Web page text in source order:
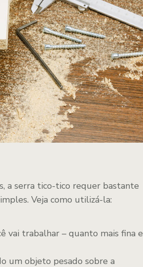
a serra tico-tico requer bastante
Veja como utilizá-la:
vai trabalhar – quanto mais fina e
um objeto pesado sobre a